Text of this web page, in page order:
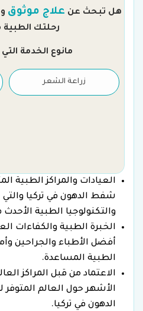
هل تبحث عن علاج موثوق
رحلتك الطبية
مانوع الخدمة
زراعة الشعر
العيادات والمراكز الطبية
شفط الدهون في تركيا
والتكنولوجيا الطبية
الخبرة الطبية والكفاءات
أفضل الأطباء والجراحين
الطبية المساعدة.
الاعتماد من قبل المراكز
الأشهر حول العالم
الدهون في تركيا.